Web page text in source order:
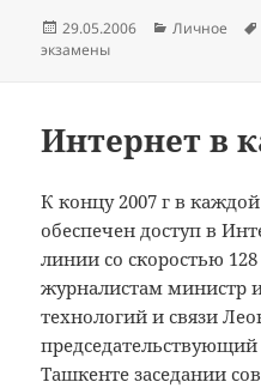
Опубликовано
29.05.2006 Рубрики
Личное
экзамены
Интернет в
К концу 2007 г в
обеспечен доступ в
линии со скоростью
журналистам министр
технологий и связи
Ташкенте заседании